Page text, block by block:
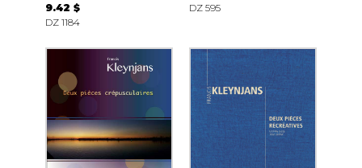
9.42 $
DZ 1184
DZ 595